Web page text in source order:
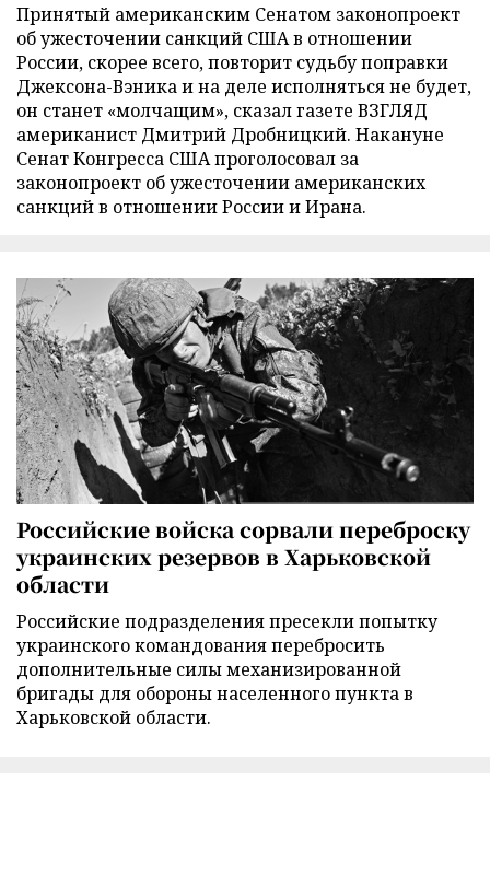
Принятый американским Сенатом законопроект
об ужесточении санкций США в отношении
России, скорее всего, повторит судьбу поправки
Джексона-Вэника и на деле исполняться не будет,
он станет «молчащим», сказал газете ВЗГЛЯД
американист Дмитрий Дробницкий. Накануне
Сенат Конгресса США проголосовал за
законопроект об ужесточении американских
санкций в отношении России и Ирана.
Российские войска сорвали переброску
украинских резервов в Харьковской
области
Российские подразделения пресекли попытку
украинского командования перебросить
дополнительные силы механизированной
бригады для обороны населенного пункта в
Харьковской области.